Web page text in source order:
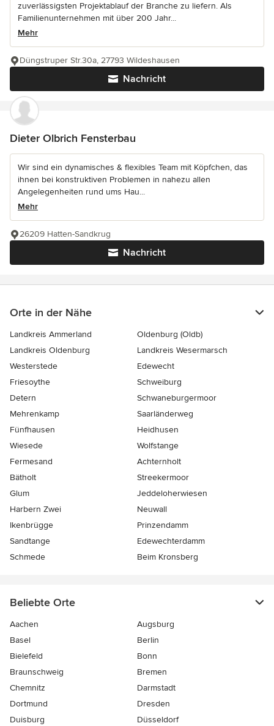
zuverlässigsten Projektablauf der Branche zu liefern. Als
Familienunternehmen mit über 200 Jahr...
Mehr
Nachricht
Düngstruper Str.30a, 27793 Wildeshausen
Dieter Olbrich Fensterbau
Wir sind ein dynamisches & flexibles Team mit Köpfchen, das
ihnen bei konstruktiven Problemen in nahezu allen
Angelegenheiten rund ums Hau...
Mehr
Nachricht
26209 Hatten-Sandkrug
Orte in der Nähe
Landkreis Ammerland
Oldenburg (Oldb)
Landkreis Oldenburg
Landkreis Wesermarsch
Westerstede
Edewecht
Friesoythe
Schweiburg
Detern
Schwaneburgermoor
Mehrenkamp
Saarländerweg
Fünfhausen
Heidhusen
Wiesede
Wolfstange
Fermesand
Achternholt
Bätholt
Streekermoor
Glum
Jeddeloherwiesen
Harbern Zwei
Neuwall
Ikenbrügge
Prinzendamm
Sandtange
Edewechterdamm
Schmede
Beim Kronsberg
Beliebte Orte
Aachen
Augsburg
Basel
Berlin
Bielefeld
Bonn
Braunschweig
Bremen
Chemnitz
Darmstadt
Dortmund
Dresden
Duisburg
Düsseldorf